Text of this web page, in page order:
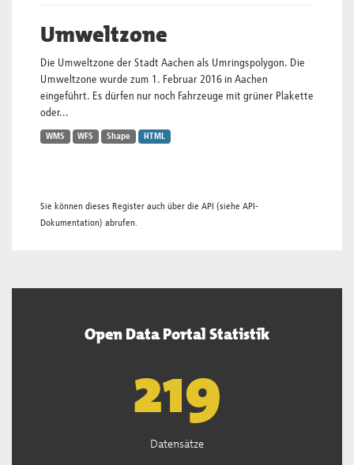
Umweltzone
Die Umweltzone der Stadt Aachen als Umringspolygon. Die
Umweltzone wurde zum 1. Februar 2016 in Aachen
eingeführt. Es dürfen nur noch Fahrzeuge mit grüner Plakette
oder...
WMS WFS Shape HTML
Sie können dieses Register auch über die API (siehe API-
Dokumentation) abrufen.
Open Data Portal Statistik
221
Datensätze